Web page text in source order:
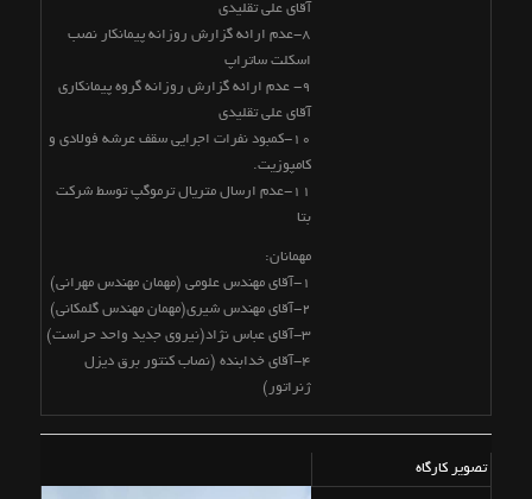
آقای علی تقلیدی
8-عدم ارائه گزارش روزانه پیمانکار نصب
اسکلت ساتراپ
9- عدم ارائه گزارش روزانه گروه پیمانکاری
آقای علی تقلیدی
10-کمبود نفرات اجرایی سقف عرشه فولادی و
کامپوزیت.
11-عدم ارسال متریال ترموگپ توسط شرکت
بتا
مهمانان:
1-آقای مهندس علومی (مهمان مهندس مهرانی)
2-آقای مهندس شیری(مهمان مهندس گلمکانی)
3-آقای عباس نژاد(نیروی جدید واحد حراست)
4-آقای خدابنده (نصاب کنتور برق دیزل
ژنراتور)
تصویر کارگاه